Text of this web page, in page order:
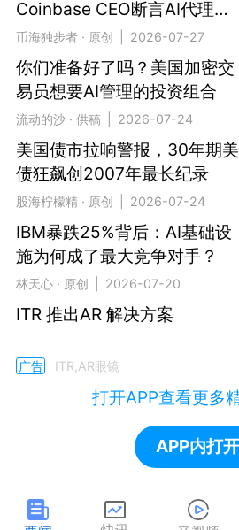
Coinbase CEO断言AI代理将
垄断支付
币海独步者 · 原创 | 2026-07-27
你们准备好了吗？美国加密交
易员想要AI管理的投资组合
流动的沙 · 供稿 | 2026-07-24
美国债市拉响警报，30年期美
债狂飙创2007年最长纪录
股海柠檬精 · 原创 | 2026-07-24
IBM暴跌25%背后：AI基础设
施为何成了最大竞争对手？
林天心 · 原创 | 2026-07-20
ITR 推出AR 解决方案
广告 ITR,AR眼镜
打开APP查看更多
APP内打开